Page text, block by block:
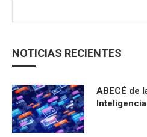
NOTICIAS RECIENTES
ABECÉ de